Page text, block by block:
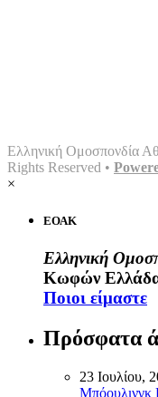
Ελληνική Ομοσπονδία
Rights Reserved •
×
ΕΟΑΚ
Ελληνική
Κωφών
Ποιοι είμαστε
Πρόσφατα
23 Ιουλίου,